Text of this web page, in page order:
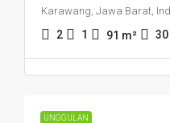
Karawang, Jawa Barat,
2 1 91 m² 30
UNGGULAN